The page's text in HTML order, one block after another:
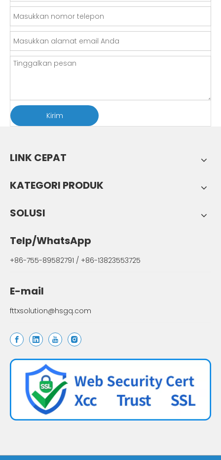
Kirim
LINK CEPAT
KATEGORI PRODUK
SOLUSI
Telp/WhatsApp
+86-755-89582791 / +86-13823553725
E-mail
fttxsolution@hsgq.com